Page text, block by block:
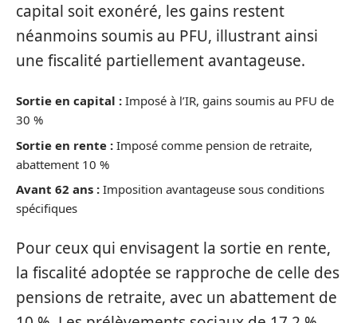
capital soit exonéré, les gains restent
néanmoins soumis au PFU, illustrant ainsi
une fiscalité partiellement avantageuse.
Sortie en capital : Imposé à l’IR, gains soumis au PFU de
30 %
Sortie en rente : Imposé comme pension de retraite,
abattement 10 %
Avant 62 ans : Imposition avantageuse sous conditions
spécifiques
Pour ceux qui envisagent la sortie en rente,
la fiscalité adoptée se rapproche de celle des
pensions de retraite, avec un abattement de